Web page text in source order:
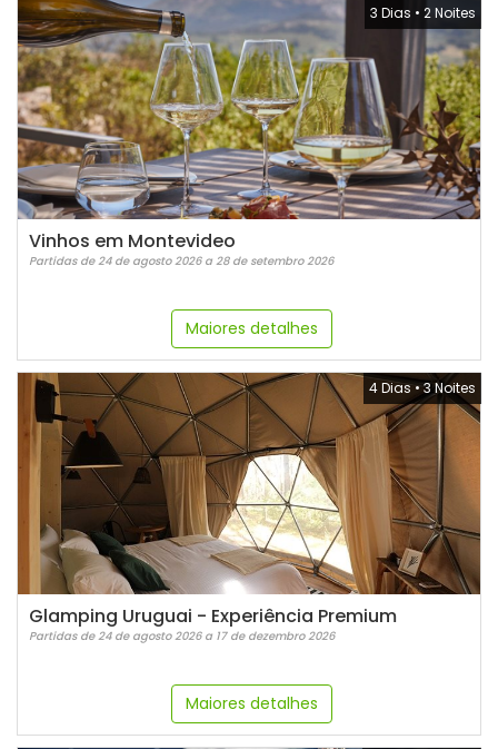
3 Dias • 2 Noites
Vinhos em Montevideo
Partidas de 24 de agosto 2026 a 28 de setembro 2026
Maiores detalhes
4 Dias•3 Noites
Glamping Uruguai - Experiência Premium
Partidas de 24 de agosto 2026 a 17 de dezembro 2026
Maiores detalhes